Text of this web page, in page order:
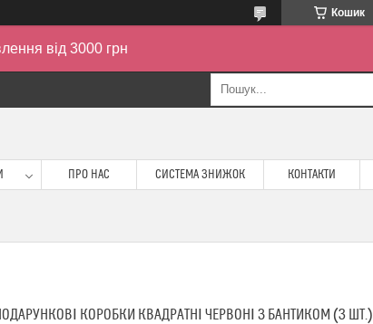
Кошик
від 3000 грн
ПРО НАС СИСТЕМА ЗНИЖОК КОНТАКТИ
КОРОБКИ КВАДРАТНІ ЧЕРВОНІ З БАНТИКОМ (3 ШТ.)